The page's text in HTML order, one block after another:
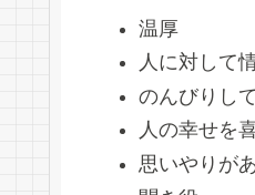
温厚
人に対して
のんびりし
人の幸せを
思いやりが